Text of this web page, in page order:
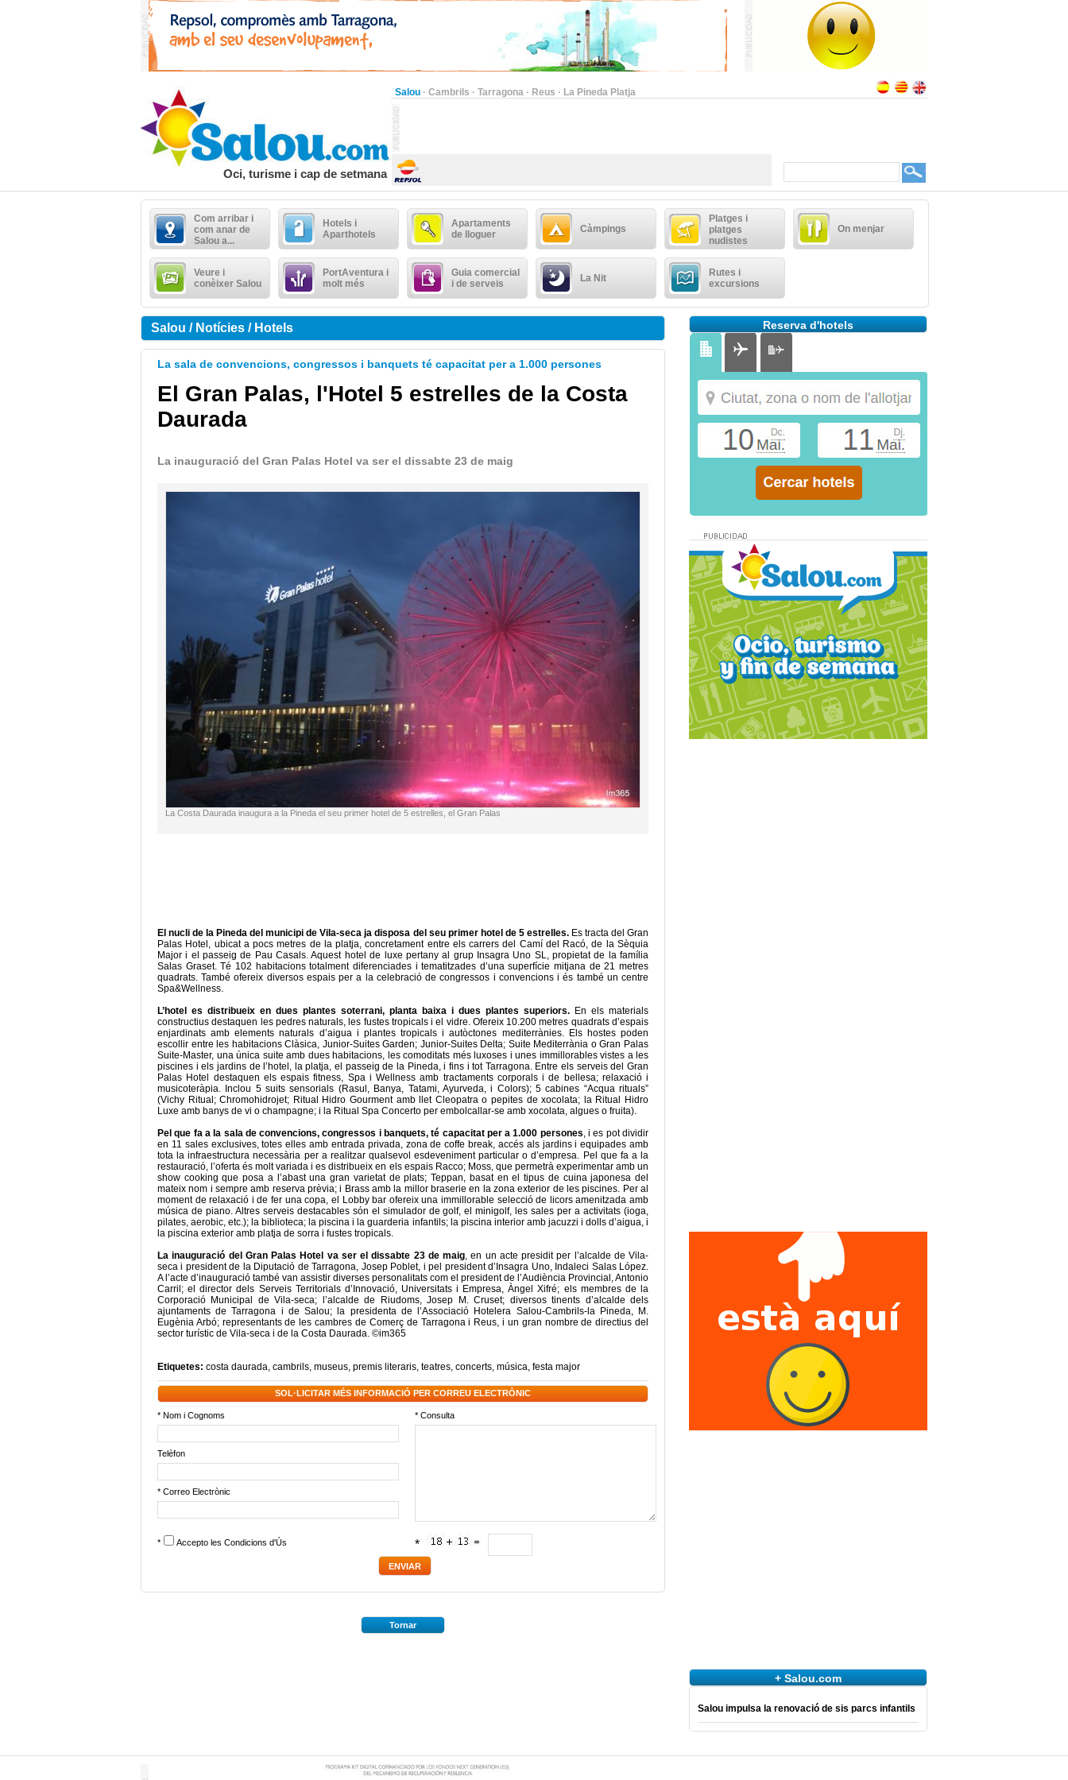
Salou · Cambrils · Tarragona · Reus · La Pineda Platja
Oci, turisme i cap de setmana
Com arribar i
com anar de
Salou a...
Hotels i
Aparthotels
Apartaments
de lloguer
Càmpings
Platges i
platges
nudistes
On menjar
Veure i
conèixer Salou
PortAventura i
molt més
Guia comercial
i de serveis
La Nit
Rutes i
excursions
Salou / Notícies / Hotels
La sala de convencions, congressos i banquets té capacitat per a 1.000 persones
El Gran Palas, l'Hotel 5 estrelles de la Costa
Daurada
La inauguració del Gran Palas Hotel va ser el dissabte 23 de maig
La Costa Daurada inaugura a la Pineda el seu primer hotel de 5 estrelles, el Gran Palas
El nucli de la Pineda del municipi de Vila-seca ja disposa del seu primer hotel de 5 estrelles.Es tracta del Gran
Palas Hotel, ubicat a pocs metres de la platja, concretament entre els carrers del Camí del Racó, de la Sèquia
Major i el passeig de Pau Casals. Aquest hotel de luxe pertany al grup Insagra Uno SL, propietat de la família
Salas Graset. Té 102 habitacions totalment diferenciades i tematitzades d’una superfície mitjana de 21 metres
quadrats. També ofereix diversos espais per a la celebració de congressos i convencions i és també un centre
Spa&Wellness.
L’hotel es distribueix en dues plantes soterrani, planta baixa i dues plantes superiors. En els materials
constructius destaquen les pedres naturals, les fustes tropicals i el vidre. Ofereix 10.200 metres quadrats d’espais
enjardinats amb elements naturals d’aigua i plantes tropicals i autòctones mediterrànies. Els hostes poden
escollir entre les habitacions Clàsica, Junior-Suites Garden; Junior-Suites Delta; Suite Mediterrània o Gran Palas
Suite-Master, una única suite amb dues habitacions, les comoditats més luxoses i unes immillorables vistes a les
piscines i els jardins de l’hotel, la platja, el passeig de la Pineda, i fins i tot Tarragona. Entre els serveis del Gran
Palas Hotel destaquen els espais fitness, Spa i Wellness amb tractaments corporals i de bellesa; relaxació i
musicoteràpia. Inclou 5 suits sensorials (Rasul, Banya, Tatami, Ayurveda, i Colors); 5 cabines “Acqua rituals”
(Vichy Ritual; Chromohidrojet; Ritual Hidro Gourment amb llet Cleopatra o pepites de xocolata; la Ritual Hidro
Luxe amb banys de vi o champagne; i la Ritual Spa Concerto per embolcallar-se amb xocolata, algues o fruita).
Pel que fa a la sala de convencions, congressos i banquets, té capacitat per a 1.000 persones, i es pot dividir
en 11 sales exclusives, totes elles amb entrada privada, zona de coffe break, accés als jardins i equipades amb
tota la infraestructura necessària per a realitzar qualsevol esdeveniment particular o d’empresa. Pel que fa a la
restauració, l’oferta és molt variada i es distribueix en els espais Racco; Moss, que permetrà experimentar amb un
show cooking que posa a l’abast una gran varietat de plats; Teppan, basat en el tipus de cuina japonesa del
mateix nom i sempre amb reserva prèvia; i Brass amb la millor braserie en la zona exterior de les piscines. Per al
moment de relaxació i de fer una copa, el Lobby bar ofereix una immillorable selecció de licors amenitzada amb
música de piano. Altres serveis destacables són el simulador de golf, el minigolf, les sales per a activitats (ioga,
pilates, aerobic, etc.); la biblioteca; la piscina i la guarderia infantils; la piscina interior amb jacuzzi i dolls d’aigua, i
la piscina exterior amb platja de sorra i fustes tropicals.
La inauguració del Gran Palas Hotel va ser el dissabte 23 de maig, en un acte presidit per l’alcalde de Vila-
seca i president de la Diputació de Tarragona, Josep Poblet, i pel president d’Insagra Uno, Indaleci Salas López.
A l’acte d’inauguració també van assistir diverses personalitats com el president de l’Audiència Provincial, Antonio
Carril; el director dels Serveis Territorials d’Innovació, Universitats i Empresa, Àngel Xifré; els membres de la
Corporació Municipal de Vila-seca; l’alcalde de Riudoms, Josep M. Cruset; diversos tinents d’alcalde dels
ajuntaments de Tarragona i de Salou; la presidenta de l’Associació Hotelera Salou-Cambrils-la Pineda, M.
Eugènia Arbó; representants de les cambres de Comerç de Tarragona i Reus, i un gran nombre de directius del
sector turístic de Vila-seca i de la Costa Daurada. ©im365
Etiquetes: costa daurada, cambrils, museus, premis literaris, teatres, concerts, música, festa major
SOL·LICITAR MÉS INFORMACIÓ PER CORREU ELECTRÒNIC
* Nom i Cognoms * Consulta
Telèfon
* Correo Electrònic
* Accepto les Condicions d'Ús *
Tornar
Reserva d'hotels
+ Salou.com
Salou impulsa la renovació de sis parcs infantils